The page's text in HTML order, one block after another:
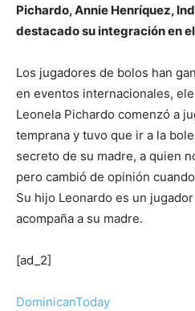
Pichardo, Annie Henríquez,
destacado su integración en
Los jugadores de bolos han
en eventos internacionales,
Leonela Pichardo comenzó a
temprana y tuvo que ir a la
secreto de su madre, a quien
pero cambió de opinión
Su hijo Leonardo es un
acompaña a su madre.
[ad_2]
DominicanToday